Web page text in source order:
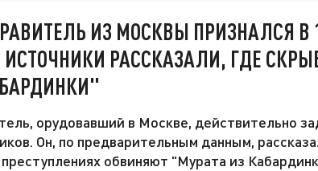
ИЗ МОСКВЫ ПРИЗНАЛСЯ В
РАССКАЗАЛИ, ГДЕ
орудовавший в Москве, действительно
Он, по предварительным данным,
обвиняют "Мурата из